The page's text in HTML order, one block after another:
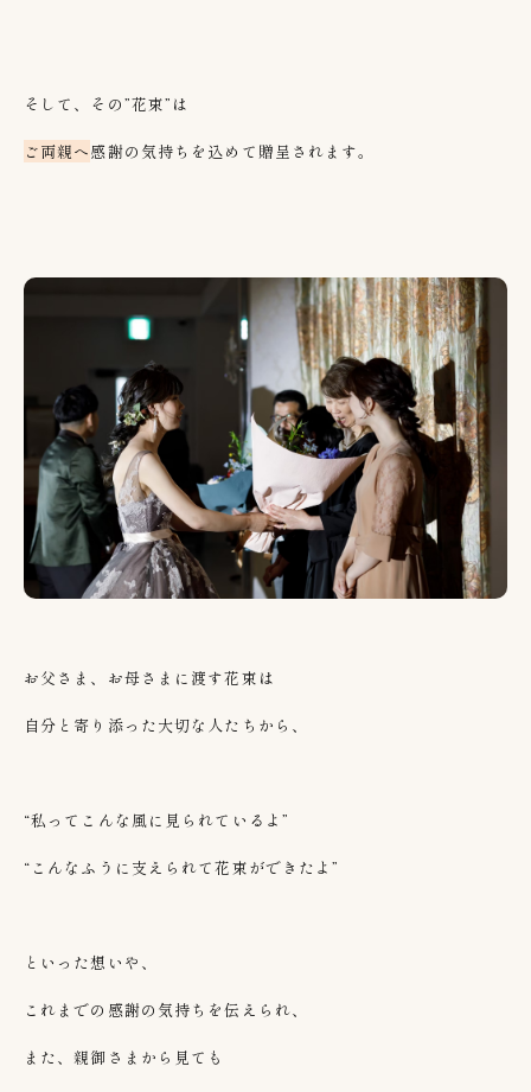
そして、その”花束” は
ご両親へ感謝の気持ちを込めて贈呈されます。
お父さま、お母さまに渡す花束は
自分と寄り添った大切な人たちから、
“私ってこんな風に見られているよ ”
“こんなふうに支えられて花束ができたよ”
といった想いや、
これまでの感謝の気持ちを伝えられ、
また、親御さまから見ても